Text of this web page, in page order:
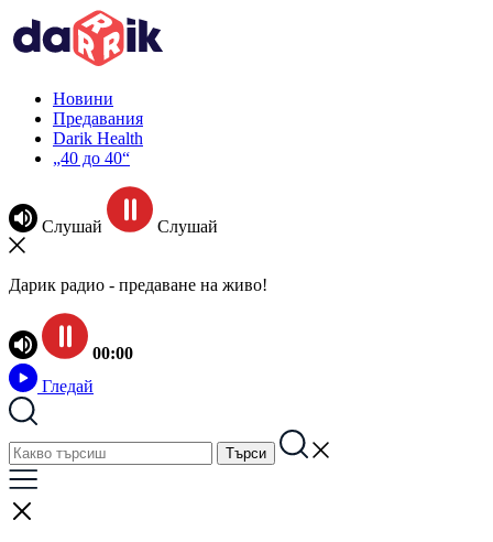
Новини
Предавания
Darik Health
„40 до 40“
Слушай Слушай
Дарик радио - предаване на живо!
00:00
Гледай